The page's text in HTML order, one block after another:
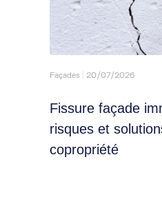
Façades 20/07/2026
Fissure façade
risques et
copropriété